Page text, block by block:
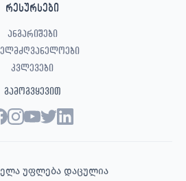
რესურსები
ანგარიშები
კვლევები
გამოგვყევით
უფლება დაცულია